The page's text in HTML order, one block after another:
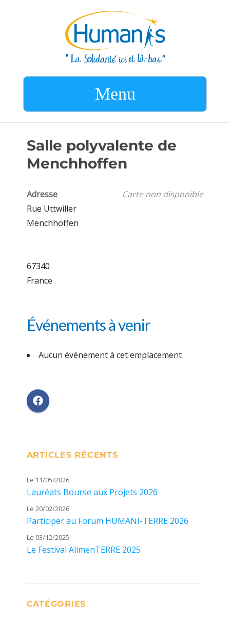
Menu
Salle polyvalente de
Menchhoffen
Carte non disponible
Adresse
Rue Uttwiller
Menchhoffen
67340
France
Événements à venir
Aucun événement à cet emplacement
ARTICLES RÉCENTS
Le 11/05/2026
Lauréats Bourse aux Projets 2026
Le 20/02/2026
Participer au Forum HUMANI-TERRE 2026
Le 03/12/2025
Le Festival AlimenTERRE 2025
CATÉGORIES